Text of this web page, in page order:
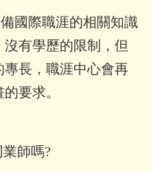
國際職涯的相關知識
有學歷的限制，但
長，職涯中心會再
要求。
師嗎?